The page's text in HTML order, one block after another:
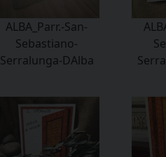
ALBA_Parr.-San-
Sebastiano-
Serralunga-DAlba